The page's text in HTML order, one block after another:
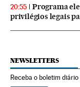
20:55
Programa
privilégios legais
NEWSLETTERS
Receba o boletim diário